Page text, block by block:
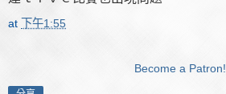
at 下午1:55
Become a Patron!